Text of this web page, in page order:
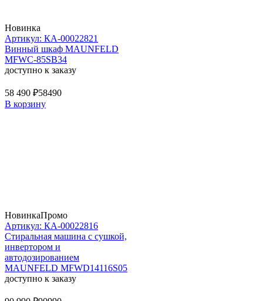
Новинка
Артикул: КА-00022821
Винный шкаф MAUNFELD
MFWC-85SB34
доступно к заказу
58 490 ₽58490
В корзину
НовинкаПромо
Артикул: КА-00022816
Стиральная машина c сушкой,
инвертором и
автодозированием
MAUNFELD MFWD14116S05
доступно к заказу